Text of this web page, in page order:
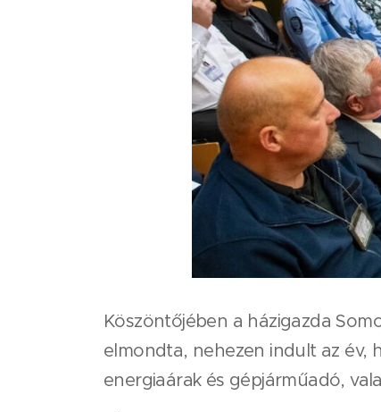
Köszöntőjében a házigazda
elmondta, nehezen indult az év,
energiaárak és gépjárműadó,